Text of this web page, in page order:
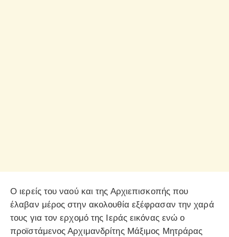
Ο ιερείς του ναού και της Αρχιεπισκοπής που
έλαβαν μέρος στην ακολουθία εξέφρασαν την χαρά
τους για τον ερχομό της Ιεράς εικόνας ενώ ο
προϊστάμενος Αρχιμανδρίτης Μάξιμος Μητράρας